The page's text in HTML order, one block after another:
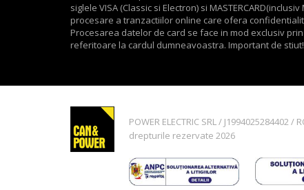
siglele VISA (Classic si Electron) si
procesare a tranzactiilor online care ofera
Procesarea datelor de card se face in mod exclusiv
referitoare la cardul dumneavoastra. Important de
POWER ELECTRIC SRL / J1994025284402 /
drepturile rezervate 2026